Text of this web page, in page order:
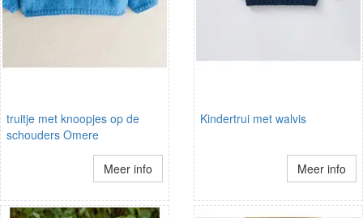
truitje met knoopjes op de
schouders Omere
Meer info
Kindertrui met walvis
Meer info